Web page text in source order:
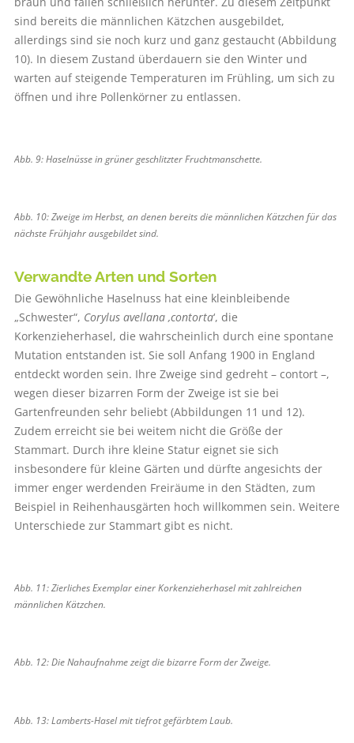
sind bereits die männlichen Kätzchen ausgebildet,
allerdings sind sie noch kurz und ganz gestaucht (Abbildung
10). In diesem Zustand überdauern sie den Winter und
warten auf steigende Temperaturen im Frühling, um sich zu
öffnen und ihre Pollenkörner zu entlassen.
Abb. 9: Haselnüsse in grüner geschlitzter Fruchtmanschette.
Abb. 10: Zweige im Herbst, an denen bereits die männlichen Kätzchen für das
nächste Frühjahr ausgebildet sind.
Verwandte Arten und Sorten
Die Gewöhnliche Haselnuss hat eine kleinbleibende
„Schwester“, Corylus avellana ‚contorta‘, die
Korkenzieherhasel, die wahrscheinlich durch eine spontane
Mutation entstanden ist. Sie soll Anfang 1900 in England
entdeckt worden sein. Ihre Zweige sind gedreht – contort –,
wegen dieser bizarren Form der Zweige ist sie bei
Gartenfreunden sehr beliebt (Abbildungen 11 und 12).
Zudem erreicht sie bei weitem nicht die Größe der
Stammart. Durch ihre kleine Statur eignet sie sich
insbesondere für kleine Gärten und dürfte angesichts der
immer enger werdenden Freiräume in den Städten, zum
Beispiel in Reihenhausgärten hoch willkommen sein. Weitere
Unterschiede zur Stammart gibt es nicht.
Abb. 11: Zierliches Exemplar einer Korkenzieherhasel mit zahlreichen
männlichen Kätzchen.
Abb. 12: Die Nahaufnahme zeigt die bizarre Form der Zweige.
Abb. 13: Lamberts-Hasel mit tiefrot gefärbtem Laub.